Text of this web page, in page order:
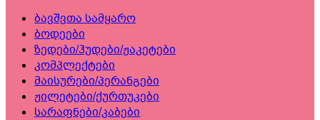
ბავშვთა სამყარო
ბოდეები
ზედები/ჰუდები/ჟაკეტები
კომპლექტები
მაისურები/პერანგები
ჟილეტები/ქურთუკები
სარაფნები/კაბები